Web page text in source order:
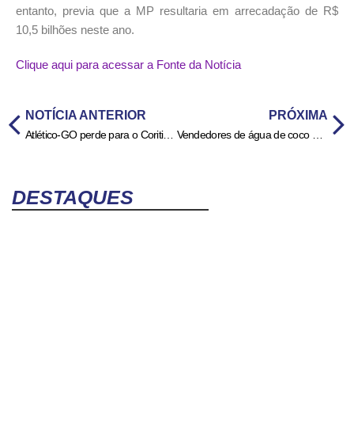
entanto, previa que a MP resultaria em arrecadação de R$
10,5 bilhões neste ano.
Clique aqui para acessar a Fonte da Notícia
NOTÍCIA ANTERIOR
Atlético-GO perde para o Coritiba e encerra sequência de oito jogos de invencibilidade
PRÓXIMA
Vendedores de água de coco do Vaca Brava se preocupam com pressão da prefeitura
DESTAQUES